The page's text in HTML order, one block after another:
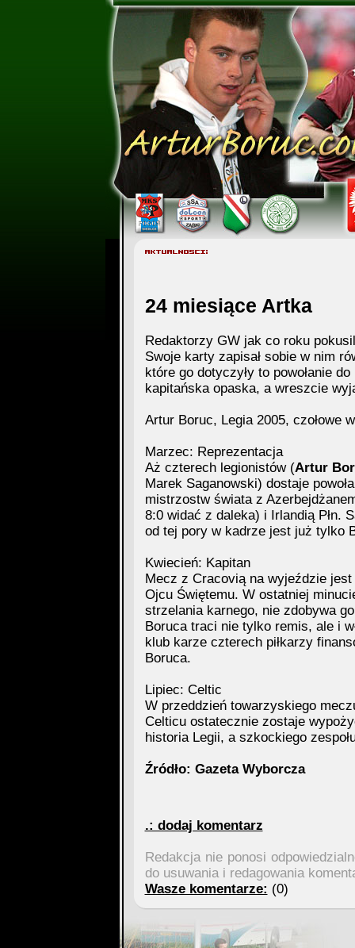
24 miesiące Artka
Redaktorzy GW jak co roku
Swoje karty zapisał sobie w nim
które go dotyczyły to powołanie
kapitańska opaska, a wreszcie
Artur Boruc, Legia 2005, czołowe
Marzec: Reprezentacja
Aż czterech legionistów (Artur
Marek Saganowski) dostaje
mistrzostw świata z
8:0 widać z daleka) i Irlandią Płn.
od tej pory w kadrze jest już tylko
Kwiecień: Kapitan
Mecz z Cracovią na wyjeździe
Ojcu Świętemu. W ostatniej
strzelania karnego, nie zdobywa
Boruca traci nie tylko remis, ale i
klub karze czterech piłkarzy
Boruca.
Lipiec: Celtic
W przeddzień towarzyskiego
Celticu ostatecznie zostaje
historia Legii, a szkockiego
Źródło: Gazeta Wyborcza
.: dodaj komentarz
Redakcja nie ponosi
do usuwania i redagowania
Wasze komentarze: (0)